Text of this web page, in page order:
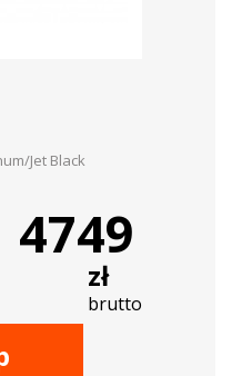
Jet Black
4749
zł
brutto